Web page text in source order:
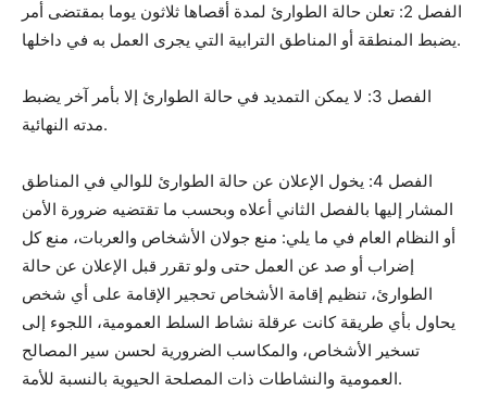
الفصل 2: تعلن حالة الطوارئ لمدة أقصاها ثلاثون يوما بمقتضى أمر
يضبط المنطقة أو المناطق الترابية التي يجرى العمل به في داخلها.
الفصل 3: لا يمكن التمديد في حالة الطوارئ إلا بأمر آخر يضبط
مدته النهائية.
الفصل 4: يخول الإعلان عن حالة الطوارئ للوالي في المناطق
المشار إليها بالفصل الثاني أعلاه وبحسب ما تقتضيه ضرورة الأمن
أو النظام العام في ما يلي: منع جولان الأشخاص والعربات، منع كل
إضراب أو صد عن العمل حتى ولو تقرر قبل الإعلان عن حالة
الطوارئ، تنظيم إقامة الأشخاص تحجير الإقامة على أي شخص
يحاول بأي طريقة كانت عرقلة نشاط السلط العمومية، اللجوء إلى
تسخير الأشخاص، والمكاسب الضرورية لحسن سير المصالح
العمومية والنشاطات ذات المصلحة الحيوية بالنسبة للأمة.